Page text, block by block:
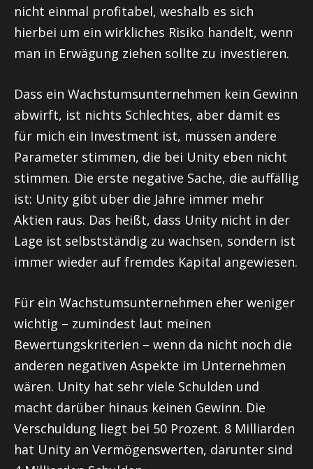
nicht einmal profitabel, weshalb es sich
hierbei um ein wirkliches Risiko handelt, wenn
man in Erwägung ziehen sollte zu investieren.
Dass ein Wachstumsunternehmen kein Gewinn
abwirft, ist nichts Schlechtes, aber damit es
für mich ein Investment ist, müssen andere
Parameter stimmen, die bei Unity eben nicht
stimmen. Die erste negative Sache, die auffällig
ist: Unity gibt über die Jahre immer mehr
Aktien raus. Das heißt, dass Unity nicht in der
Lage ist selbstständig zu wachsen, sondern ist
immer wieder auf fremdes Kapital angewiesen.
Für ein Wachstumsunternehmen eher weniger
wichtig – zumindest laut meinen
Bewertungskriterien – wenn da nicht noch die
anderen negativen Aspekte im Unternehmen
wären. Unity hat sehr viele Schulden und
macht darüber hinaus keinen Gewinn. Die
Verschuldung liegt bei 50 Prozent. 8 Milliarden
hat Unity an Vermögenswerten, darunter sind